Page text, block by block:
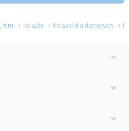
film Książki Książki dla dorosłych